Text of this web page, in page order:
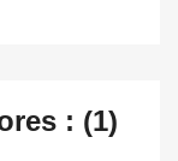
: (1)